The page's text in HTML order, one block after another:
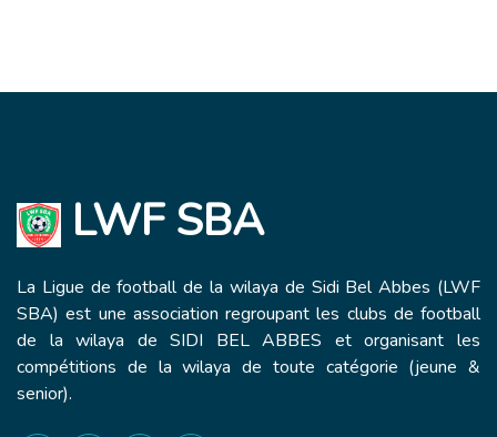
LWF SBA
La Ligue de football de la wilaya de Sidi Bel Abbes (LWF
SBA) est une association regroupant les clubs de football
de la wilaya de SIDI BEL ABBES et organisant les
compétitions de la wilaya de toute catégorie (jeune &
senior).